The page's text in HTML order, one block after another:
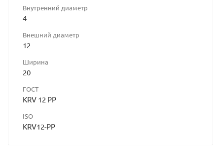
Внутренний диаметр
4
Внешний диаметр
12
Ширина
20
ГОСТ
KRV 12 PP
ISO
KRV12-PP